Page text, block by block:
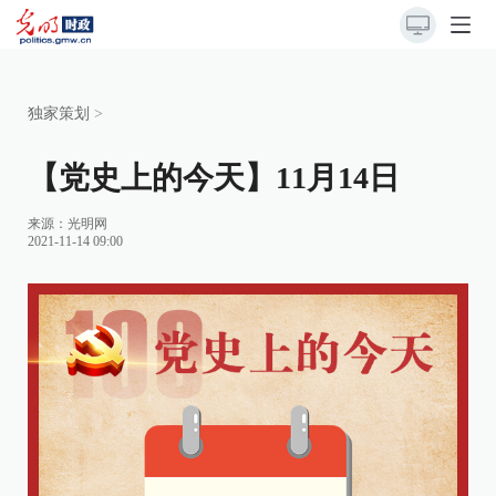
独家策划 >
【党史上的今天】11月14日
来源： 光明网
2021-11-14 09:00